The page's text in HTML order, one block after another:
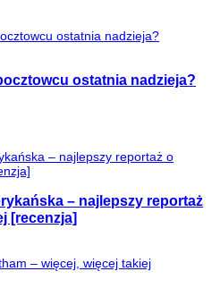
ostatnia nadzieja?
– najlepszy reportaż
[recenzja]